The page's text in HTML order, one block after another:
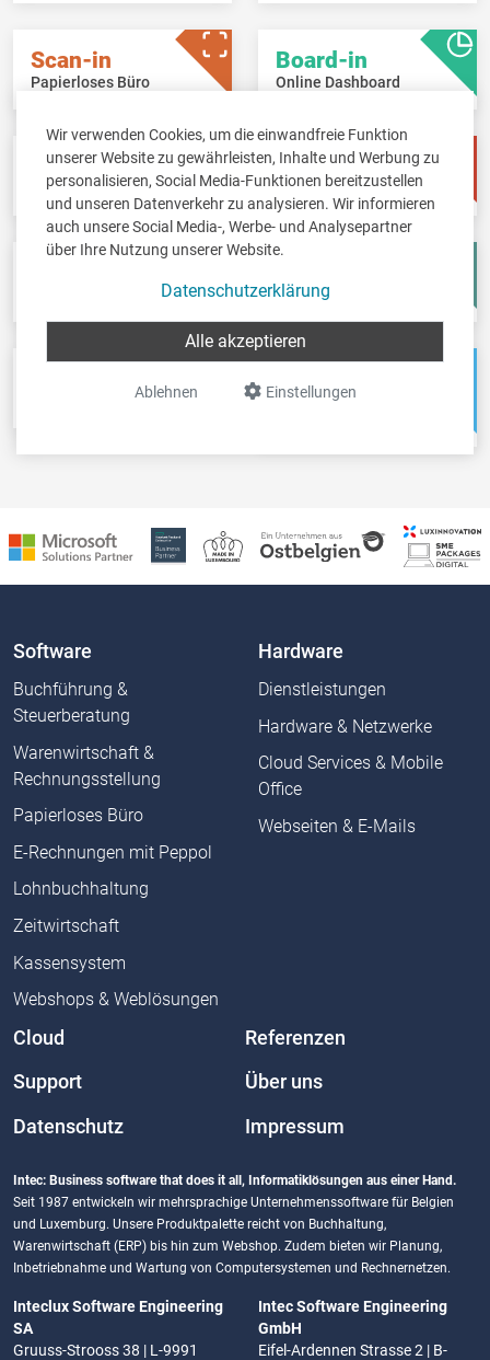
Wir verwenden Cookies, um die einwandfreie Funktion
unserer Website zu gewährleisten, Inhalte und Werbung zu
personalisieren, Social Media-Funktionen bereitzustellen
und unseren Datenverkehr zu analysieren. Wir informieren
auch unsere Social Media-, Werbe- und Analysepartner
über Ihre Nutzung unserer Website.
Datenschutzerklärung
Einstellungen
Ablehnen
Alle akzeptieren
Scan-in
Papierloses Büro
Board-in
Online Dashboard
Pay-in
Lohnbuchhaltung
Time-in
Zeitwirtschaft
Jahresabschlüsse
Webshops &
Software
Buchführung &
Steuerberatung
Warenwirtschaft &
Rechnungsstellung
Papierloses Büro
E-Rechnungen mit Peppol
Lohnbuchhaltung
Zeitwirtschaft
Kassensystem
Webshops & Weblösungen
Hardware
Dienstleistungen
Hardware & Netzwerke
Cloud Services & Mobile
Office
Webseiten & E-Mails
Cloud Referenzen
Support Über uns
Datenschutz Impressum
Intec: Business software that does it all, Informatiklösungen aus einer Hand.
Seit 1987 entwickeln wir mehrsprachige Unternehmenssoftware für Belgien
und Luxemburg. Unsere Produktpalette reicht von Buchhaltung,
Warenwirtschaft (ERP) bis hin zum Webshop. Zudem bieten wir Planung,
Inbetriebnahme und Wartung von Computersystemen und Rechnernetzen.
Inteclux Software Engineering
SA
Gruuss-Strooss 38 | L-9991
Intec Software Engineering
GmbH
Eifel-Ardennen Strasse 2 | B-